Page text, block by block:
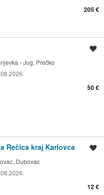
205 €
- Jug, Prečko
50 €
Rečica kraj Karlovca
Dubovac
12 €